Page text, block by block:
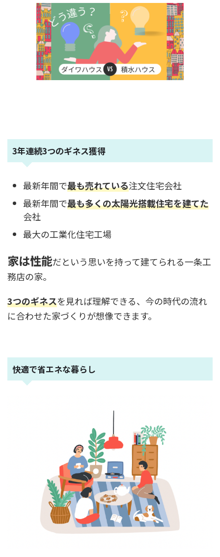
3年連続3つのギネス獲得
最新年間で最も売れている注文住宅会社
最新年間で最も多くの太陽光搭載住宅を建てた
会社
最大の工業化住宅工場
家は性能だという思いを持って建てられる一条工
務店の家。
3つのギネスを見れば理解できる、今の時代の流れ
に合わせた家づくりが想像できます。
快適で省エネな暮らし